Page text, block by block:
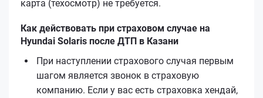
карта (техосмотр) не требуется.
Как действовать при страховом случае на
Hyundai Solaris после ДТП в Казани
При наступлении страхового случая первым
шагом является звонок в страховую
компанию. Если у вас есть страховка хендай,